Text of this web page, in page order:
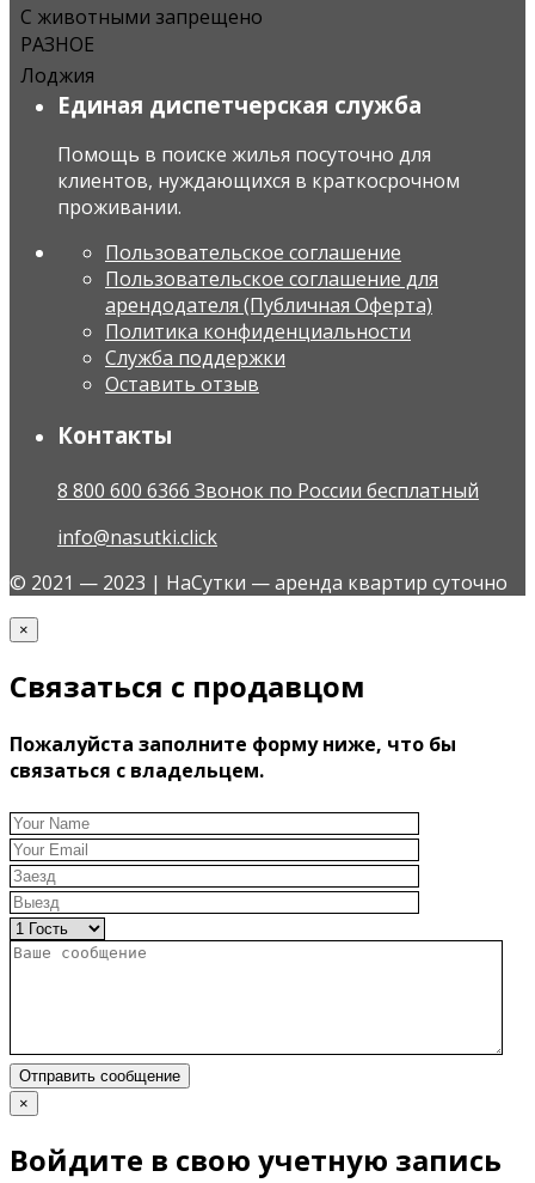
С животными запрещено
РАЗНОЕ
Лоджия
Единая диспетчерская служба
Помощь в поиске жилья посуточно для
клиентов, нуждающихся в краткосрочном
проживании.
Пользовательское соглашение
Пользовательское соглашение для
арендодателя (Публичная Оферта)
Политика конфиденциальности
Служба поддержки
Оставить отзыв
Контакты
8 800 600 6366 Звонок по России бесплатный
info@nasutki.click
© 2021 — 2023 | НаСутки — аренда квартир суточно
×
Связаться с продавцом
Пожалуйста заполните форму ниже, что бы
связаться с владельцем.
Отправить сообщение
×
Войдите в свою учетную запись